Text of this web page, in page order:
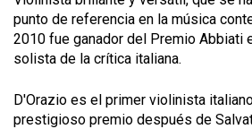
punto de referencia en la música
2010 fue ganador del Premio Abbiati
solista de la crítica italiana.
D'Orazio es el primer violinista
prestigioso premio después de